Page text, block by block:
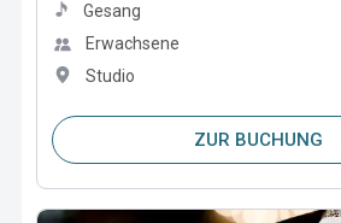
Gesang
Erwachsene
Studio
ZUR BUCHUNG